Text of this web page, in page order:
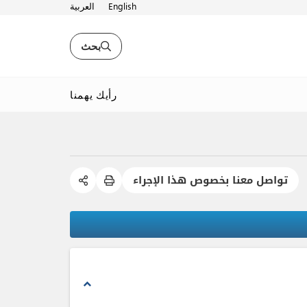
English العربية
بحث
رأيك يهمنا
تواصل معنا بخصوص هذا الإجراء
expand_less